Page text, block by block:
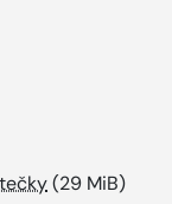
(29 MiB)